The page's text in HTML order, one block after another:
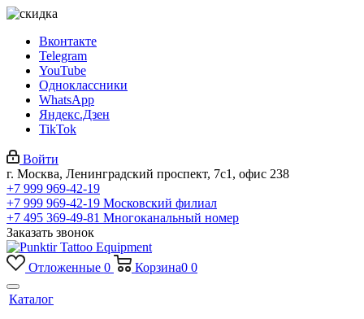
Вконтакте
Telegram
YouTube
Одноклассники
WhatsApp
Яндекс.Дзен
TikTok
Войти
г. Москва, Ленинградский проспект, 7с1, офис 238
+7 999 969-42-19
+7 999 969-42-19 Московский филиал
+7 495 369-49-81 Многоканальный номер
Заказать звонок
Отложенные 0 Корзина0 0
Каталог